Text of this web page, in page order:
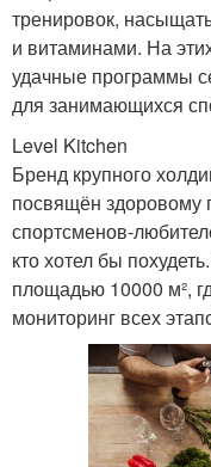
тренировок,
и витаминами. На
удачные программы
для занимающихся
Level Kitchen
Бренд крупного
посвящён здоровому
спортсменов-
кто хотел бы
площадью 10000 м²,
мониторинг всех